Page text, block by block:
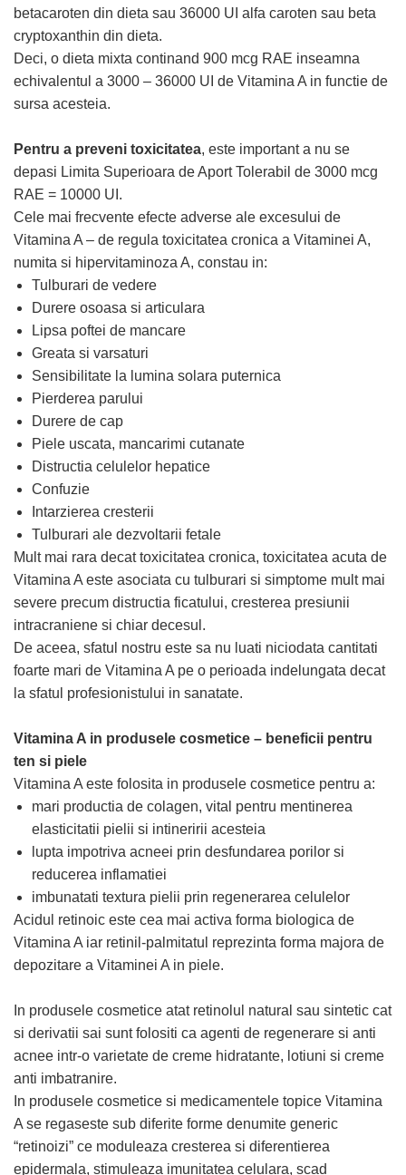
betacaroten din dieta sau 36000 UI alfa caroten sau beta
cryptoxanthin din dieta.
Deci, o dieta mixta continand 900 mcg RAE inseamna
echivalentul a 3000 – 36000 UI de Vitamina A in functie de
sursa acesteia.
Pentru a preveni toxicitatea, este important a nu se
depasi Limita Superioara de Aport Tolerabil de 3000 mcg
RAE = 10000 UI.
Cele mai frecvente efecte adverse ale excesului de
Vitamina A – de regula toxicitatea cronica a Vitaminei A,
numita si hipervitaminoza A, constau in:
Tulburari de vedere
Durere osoasa si articulara
Lipsa poftei de mancare
Greata si varsaturi
Sensibilitate la lumina solara puternica
Pierderea parului
Durere de cap
Piele uscata, mancarimi cutanate
Distructia celulelor hepatice
Confuzie
Intarzierea cresterii
Tulburari ale dezvoltarii fetale
Mult mai rara decat toxicitatea cronica, toxicitatea acuta de
Vitamina A este asociata cu tulburari si simptome mult mai
severe precum distructia ficatului, cresterea presiunii
intracraniene si chiar decesul.
De aceea, sfatul nostru este sa nu luati niciodata cantitati
foarte mari de Vitamina A pe o perioada indelungata decat
la sfatul profesionistului in sanatate.
Vitamina A in produsele cosmetice – beneficii pentru
ten si piele
Vitamina A este folosita in produsele cosmetice pentru a:
mari productia de colagen, vital pentru mentinerea
elasticitatii pielii si intineririi acesteia
lupta impotriva acneei prin desfundarea porilor si
reducerea inflamatiei
imbunatati textura pielii prin regenerarea celulelor
Acidul retinoic este cea mai activa forma biologica de
Vitamina A iar retinil-palmitatul reprezinta forma majora de
depozitare a Vitaminei A in piele.
In produsele cosmetice atat retinolul natural sau sintetic cat
si derivatii sai sunt folositi ca agenti de regenerare si anti
acnee intr-o varietate de creme hidratante, lotiuni si creme
anti imbatranire.
In produsele cosmetice si medicamentele topice Vitamina
A se regaseste sub diferite forme denumite generic
“retinoizi” ce moduleaza cresterea si diferentierea
epidermala, stimuleaza imunitatea celulara, scad